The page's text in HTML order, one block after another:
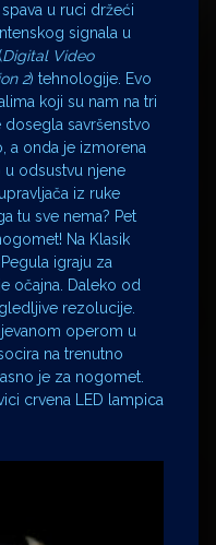
u ruci držeći
signala u
Digital Video
2) tehnologije. Evo
koji su nam na tri
dosegla savršenstvo
a onda je izmorena
u odsustvu njene
iz ruke
tu sve nema? Pet
Na Klasik
igraju za
očajna. Daleko od
rezolucije.
operom u
na trenutno
je za nogomet.
crvena LED lampica